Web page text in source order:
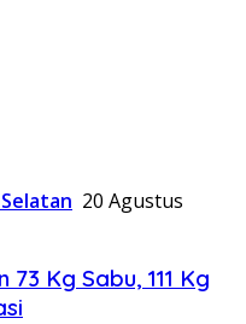
20 Agustus
Kg Sabu, 111 Kg